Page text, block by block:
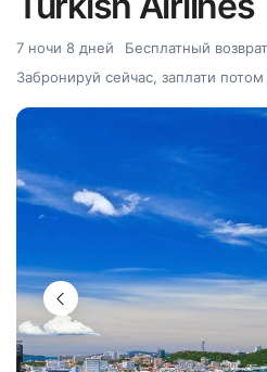
7 ночи 8 дней
Бесплатный возврат
Забронируй сейчас, заплати потом